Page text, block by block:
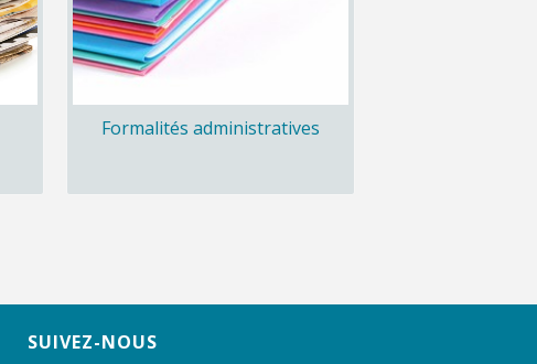
Formalités administratives
SUIVEZ-NOUS